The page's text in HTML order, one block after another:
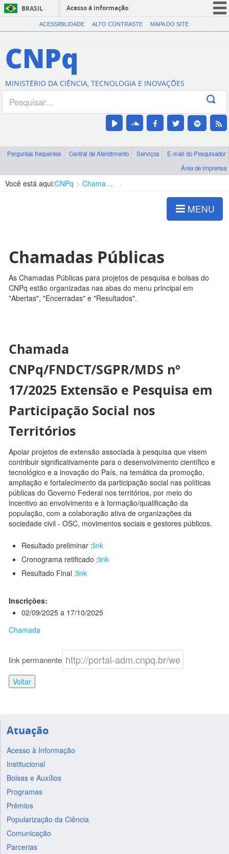
BRASIL
Acesso à informação
CORONAVÍRUS (COVID-19)
Canais
ACESSIBILIDADE ALTO CONTRASTE MAPA DO SITE
CNPq
MINISTÉRIO DA CIÊNCIA, TECNOLOGIA E INOVAÇÕES
Perguntas frequentes Central de Atendimento Serviços
E-mail do Pesquisador
Área de imprensa
Você está aqui:CNPq Chamadas
MENU
Chamadas Públicas
As Chamadas Públicas para projetos de pesquisa e bolsas do
CNPq estão organizadas nas abas do menu principal em
"Abertas", "Encerradas" e "Resultados".
Chamada
CNPq/FNDCT/SGPR/MDS nº
17/2025 Extensão e Pesquisa em
Participação Social nos
Territórios
Apoiar projetos de extensão associada à pesquisa que visem
contribuir significativamente para o desenvolvimento científico e
tecnológico e a inovação do País, na temática da promoção,
ampliação e fortalecimento da participação social nas políticas
públicas do Governo Federal nos territórios, por meio do
incentivo ao envolvimento e à formação/qualificação da
população, com a colaboração ativa de organizações da
sociedade civil - OSC, movimentos sociais e gestores públicos.
Resultado preliminar :link
Cronograma retificado :link
Resultado Final :link
Inscrições:
02/09/2025 a 17/10/2025
Chamada
link permanente
Voltar
Atuação
Acesso à Informação
Institucional
Bolsas e Auxílios
Programas
Prêmios
Popularização da Ciência
Comunicação
Parcerias